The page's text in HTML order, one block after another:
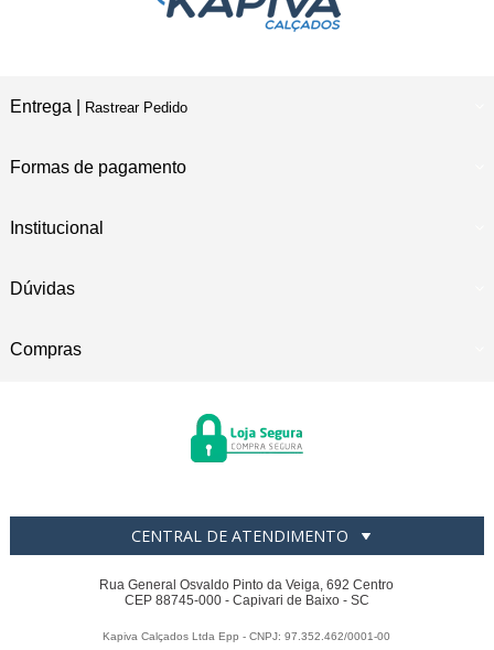
Entrega | Rastrear Pedido
Formas de pagamento
Institucional
Dúvidas
Compras
CENTRAL DE ATENDIMENTO
Rua General Osvaldo Pinto da Veiga, 692 Centro
CEP 88745-000 - Capivari de Baixo - SC
Kapiva Calçados Ltda Epp - CNPJ: 97.352.462/0001-00